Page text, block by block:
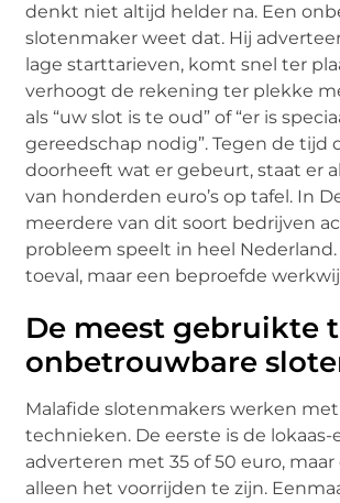
denkt niet altijd helder na. Een
slotenmaker weet dat. Hij
lage starttarieven, komt snel ter
verhoogt de rekening ter plekke
als “uw slot is te oud” of “er is
gereedschap nodig”. Tegen de tijd
doorheeft wat er gebeurt, staat er
van honderden euro’s op tafel. In
meerdere van dit soort bedrijven
probleem speelt in heel Nederland.
toeval, maar een beproefde
De meest gebruikte
onbetrouwbare
Malafide slotenmakers werken
technieken. De eerste is de lokaas-
adverteren met 35 of 50 euro,
alleen het voorrijden te zijn.